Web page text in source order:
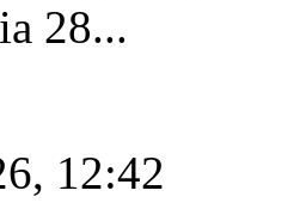
28...
12:42